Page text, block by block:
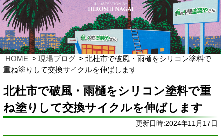
HOME 現場ブログ
北杜市で破風・雨樋をシリコン塗料で
重ね塗りして交換サイクルを伸ばします
北杜市で破風・雨樋をシリコン塗料で重
ね塗りして交換サイクルを伸ばします
更新日時:2024年11月17日